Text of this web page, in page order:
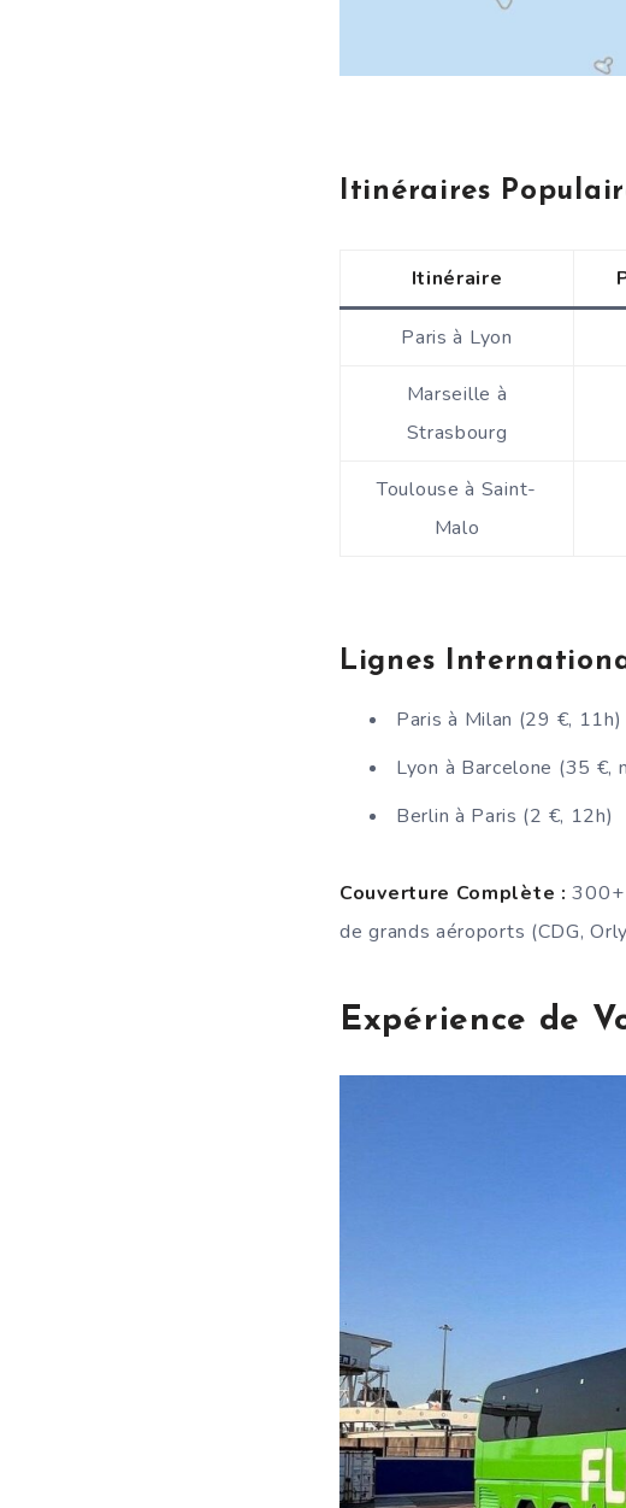
Itinéraires
Itinéraire
Paris à Lyon
Marseille à
Strasbourg
Toulouse à Saint-
Malo
Lignes
Paris à Milan (29 €, 11h)
Lyon à Barcelone (35 €,
Berlin à Paris (2 €, 12h)
Couverture Complète : 300+
de grands aéroports (CDG,
Expérience de